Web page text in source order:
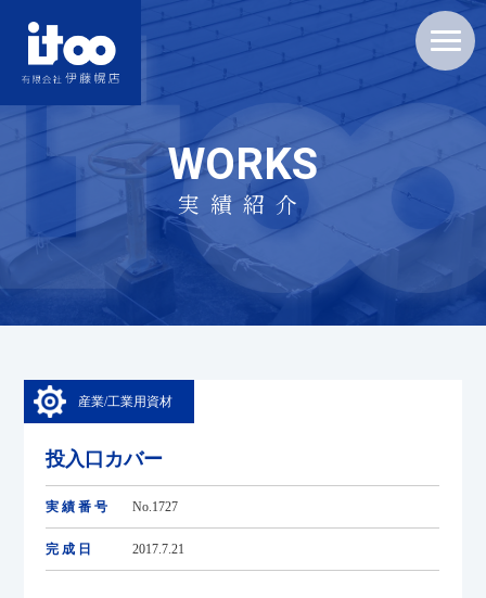
WORKS
実績紹介
産業/工業用資材
投入口カバー
実績番号 No.1727
完成日 2017.7.21